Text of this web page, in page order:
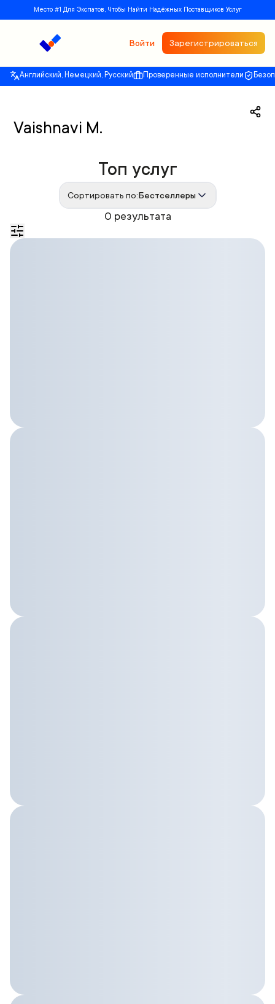
Место #1 Для Экспатов, Чтобы Найти Надёжных Поставщиков Услуг
Войти Зарегистрироваться
Английский, Немецкий, Русский Проверенные исполнители
Vaishnavi M.
0 результата
Топ услуг
Сортировать по:Бестселлеры